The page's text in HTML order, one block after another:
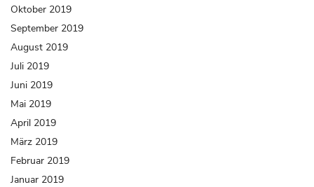
Oktober 2019
September 2019
August 2019
Juli 2019
Juni 2019
Mai 2019
April 2019
März 2019
Februar 2019
Januar 2019